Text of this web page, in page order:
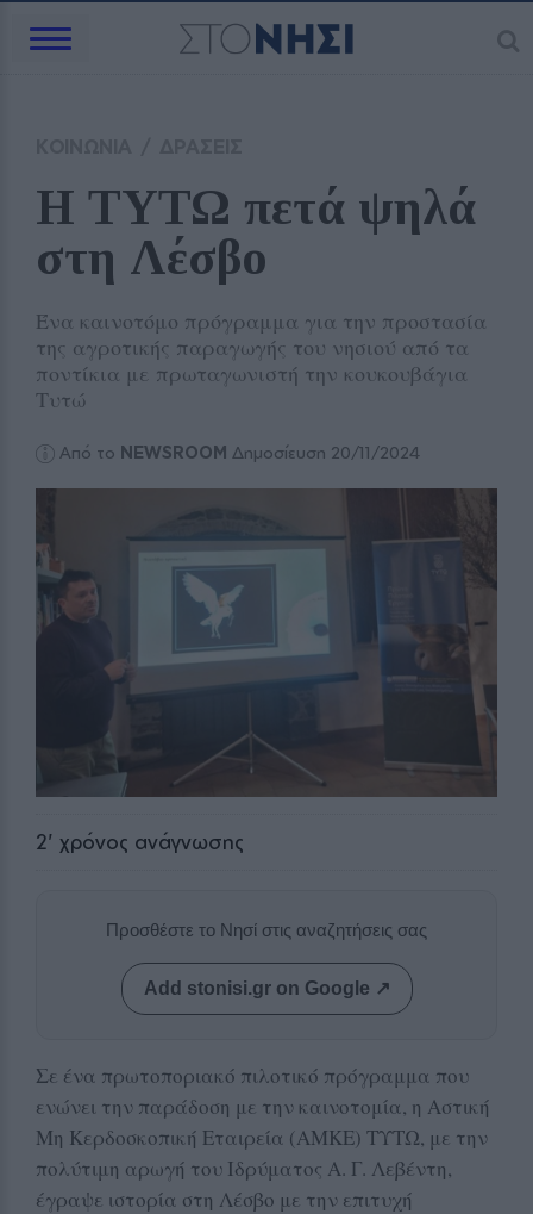
Η ΤΥΤΩ πετά ψηλά
στη Λέσβο
Ένα καινοτόμο πρόγραμμα για την προστασία
της αγροτικής παραγωγής του νησιού από τα
ποντίκια με πρωταγωνιστή την κουκουβάγια
Τυτώ
Από το NEWSROOM Δημοσίευση 20/11/2024
2' χρόνος ανάγνωσης
Προσθέστε το Νησί στις αναζητήσεις σας
Add stonisi.gr on Google ↗
Σε ένα πρωτοποριακό πιλοτικό πρόγραμμα που
ενώνει την παράδοση με την καινοτομία, η Αστική
Μη Κερδοσκοπική Εταιρεία (ΑΜΚΕ) ΤΥΤΩ, με την
πολύτιμη αρωγή του Ιδρύματος Α. Γ. Λεβέντη,
έγραψε ιστορία στη Λέσβο με την επιτυχή